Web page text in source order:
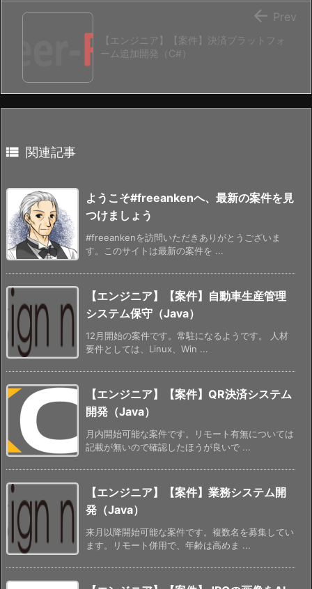
【エンジニア】【案件】決済プラットフォ
ーム追加開発（C#）
 Prev
 関連記事
ようこそ#freeankenへ、最新の案件を見
つけましょう
#freeankenを訪問いただきありがとうございま
す。このサイトは最新の案件を ...
【エンジニア】【案件】自動車生産管理
システム保守（Java）
12月開始の案件です。常駐になるようです。 人材
要件としては、Linux、Win ...
【エンジニア】【案件】QR決済システム
開発（Java）
月内開始可能な案件です。リモート有無については
記載が無いので確認したほうが良いで ...
【エンジニア】【案件】業務システム開
発（Java）
来月以降開始可能な案件です。複数名を募集してい
ます。リモート併用で、年齢は高めま ...